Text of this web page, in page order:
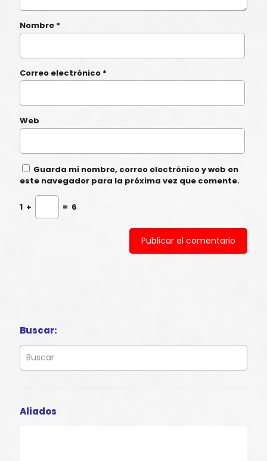
Nombre *
Correo electrónico *
Web
Guarda mi nombre, correo electrónico y web en
este navegador para la próxima vez que comente.
1 + = 6
Buscar:
Aliados